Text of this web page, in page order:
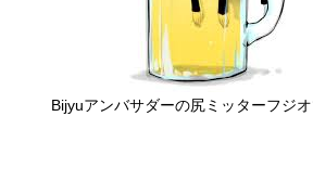
Bijyuアンバサダーの尻ミッターフジ